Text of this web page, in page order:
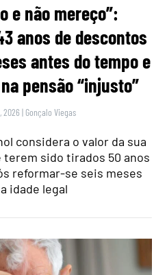
e não mereço”:
anos de descontos
antes do tempo e
pensão “injusto”
2026 | Gonçalo Viegas
considera o valor da sua
sido tirados 50 anos
reformar-se seis meses
idade legal